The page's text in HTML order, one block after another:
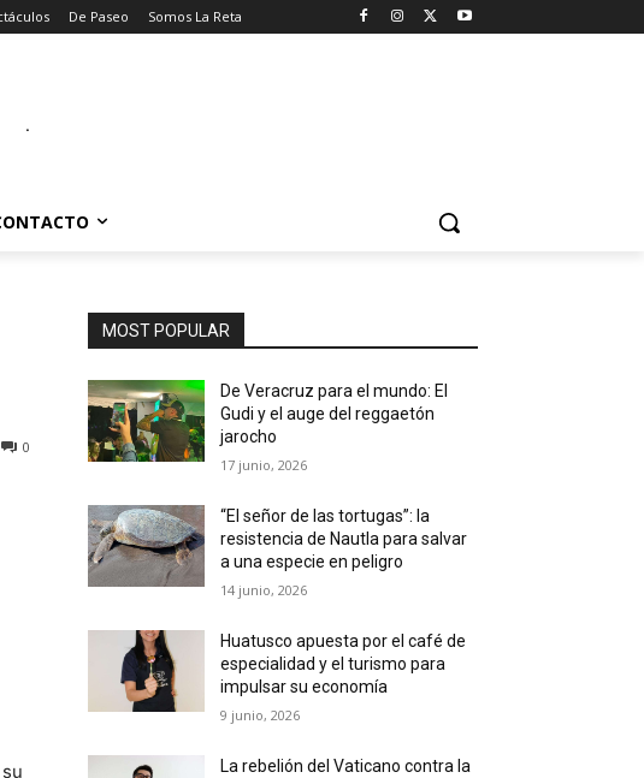
De Paseo Somos La Reta
.
0
MOST POPULAR
De Veracruz para el mundo: El
Gudi y el auge del reggaetón
jarocho
17 junio, 2026
“El señor de las tortugas”: la
resistencia de Nautla para salvar
a una especie en peligro
14 junio, 2026
Huatusco apuesta por el café de
especialidad y el turismo para
impulsar su economía
9 junio, 2026
La rebelión del Vaticano contra la